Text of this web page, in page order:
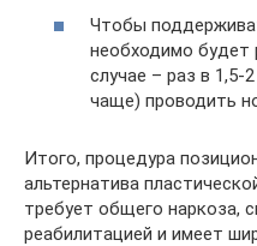
Чтобы
необходимо будет
случае – раз в 1,5-
чаще) проводить
Итого, процедура
альтернатива
требует общего наркоза,
реабилитацией и имеет